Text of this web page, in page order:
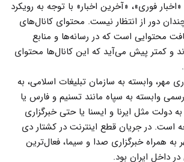
فوری»، «آخرین اخبار» با توجه به رویکرد
چندان دور از انتظار نیست. محتوای کانال‌های
محتوایی است که در رسانه‌ها و منابع
و کمتر پیش می‌آید که این کانال‌ها محتوای
مهر، وابسته به سازمان تبلیغات اسلامی، به
وابسته به سپاه مانند تسنیم و فارس یا
دولت مثل ایرنا و ایسنا یا حتی خبرگزاری
است. در جریان قطع اینترنت در کشتار دی
مهر به همراه خبرگزاری صدا و سیما، فعال‌ترین
داخل ایران بود.